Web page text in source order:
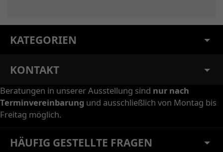
KATEGORIEN
KONTAKT
Beratungen in unserer Ausstellung sind nur nach
Terminvereinbarung und ausschließlich von Montag bis
Freitag möglich.
HÄUFIG GESTELLTE FRAGEN